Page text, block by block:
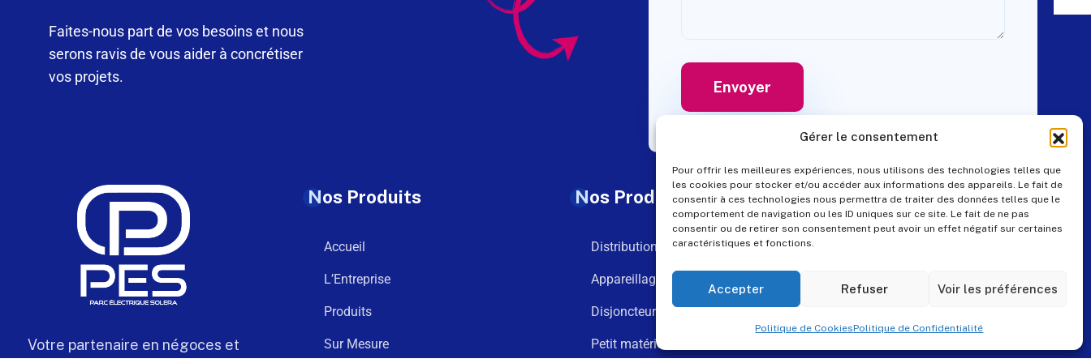
Gérer le consentement
Pour offrir les meilleures expériences, nous utilisons des technologies telles que
les cookies pour stocker et/ou accéder aux informations des appareils. Le fait de
consentir à ces technologies nous permettra de traiter des données telles que le
comportement de navigation ou les ID uniques sur ce site. Le fait de ne pas
consentir ou de retirer son consentement peut avoir un effet négatif sur certaines
caractéristiques et fonctions.
Accepter Refuser Voir les préférences
Politique de CookiesPolitique de Confidentialité
Faites-nous part de vos besoins et nous
serons ravis de vous aider à concrétiser
vos projets.
Votre partenaire en négoces et
Nos Produits
Accueil
L’Entreprise
Produits
Sur Mesure
Nos Produits
Distribution
Appareillage
Disjoncteurs
Petit matériel
Contact
pes@pes-solutions.fr
8 Rue du Tonnelier,